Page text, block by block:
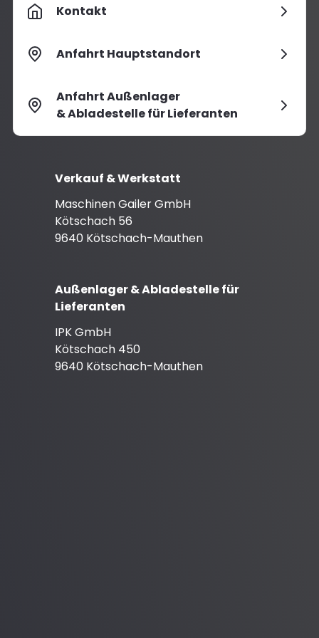
Kontakt
Anfahrt Hauptstandort
Anfahrt Außenlager
& Abladestelle für Lieferanten
Verkauf & Werkstatt
Maschinen Gailer GmbH
Kötschach 56
9640 Kötschach-Mauthen
Außenlager & Abladestelle für
Lieferanten
IPK GmbH
Kötschach 450
9640 Kötschach-Mauthen